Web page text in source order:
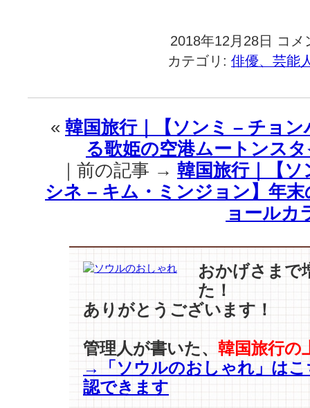
2018年12月28日
韓
国
旅
｜
后
の
品
格
vs
ー
フ
レ
ン
な
ジ
ャ
コメ
カテゴリ: 俳優、芸能
« 韓国旅行｜【ソンミ – チョ
る歌姫の空港ムートンス
｜前の記事 → 韓国旅行｜【
シネ – キム・ミンジョン】年
ョールカ
おかげさまで
た！
ありがとうございます！
管理人が書いた、 韓国旅行の
→「ソウルのおしゃれ」はこ
認できます